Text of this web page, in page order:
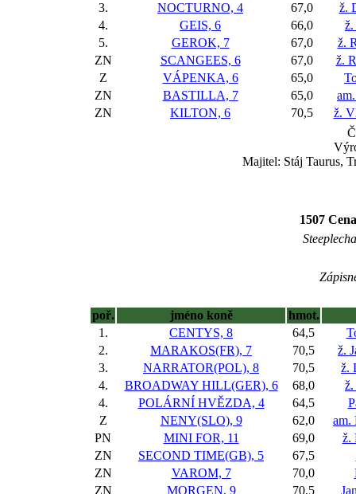
3.
NOCTURNO, 4 67,0
ž.
4.
GEIS, 6 66,0
ž.
5.
GEROK, 7 67,0
ž.
ZN
SCANGEES, 6 67,0
ž.
Z
VÁPENKA, 6 65,0
ZN
BASTILLA, 7 65,0
ZN
KILTON, 6 70,5
ž.
Majitel: Stáj Taurus,
1507
poř. jméno koně
hmot.
1.
CENTYS, 8 64,5
2.
MARAKOS(FR), 7 70,5
ž.
3.
NARRATOR(POL), 8 70,5
ž.
4.
BROADWAY HILL(GER), 6 68,0
4.
POLÁRNÍ HVĚZDA, 4 64,5
Z
NENY(SLO), 9 62,0
am.
PN
MINI FOR, 11 69,0
ž.
ZN
SECOND TIME(GB), 5 67,5
ZN
VAROM, 7 70,0
ZN
MORGEN, 9 70,5